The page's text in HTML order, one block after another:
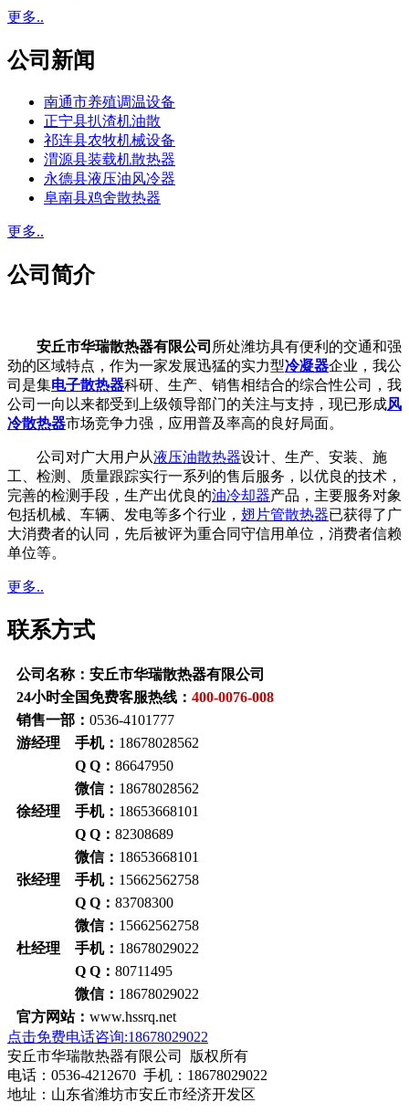
更多..
公司新闻
南通市养殖调温设备
正宁县扒渣机油散
祁连县农牧机械设备
渭源县装载机散热器
永德县液压油风冷器
阜南县鸡舍散热器
更多..
公司简介
安丘市华瑞散热器有限公司 所处潍坊具有便利的交通和强
劲的区域特点，作为一家发展迅猛的实力型冷凝器企业，我公
司是集电子散热器科研、生产、销售相结合的综合性公司，我
公司一向以来都受到上级领导部门的关注与支持，现已形成风
冷散热器市场竞争力强，应用普及率高的良好局面。
公司对广大用户从液压油散热器设计、生产、安装、施
工、检测、质量跟踪实行一系列的售后服务，以优良的技术，
完善的检测手段，生产出优良的油冷却器产品，主要服务对象
包括机械、车辆、发电等多个行业， 翅片管散热器已获得了广
大消费者的认同，先后被评为重合同守信用单位，消费者信赖
单位等。
更多..
联系方式
公司名称：安丘市华瑞散热器有限公司
24小时全国免费客服热线： 400-0076-008
销售一部： 0536-4101777
游经理 手机： 18678028562
Q Q： 86647950
微信： 18678028562
徐经理 手机： 18653668101
Q Q： 82308689
微信： 18653668101
张经理 手机： 15662562758
Q Q： 83708300
微信： 15662562758
杜经理 手机： 18678029022
Q Q： 80711495
微信： 18678029022
官方网站： www.hssrq.net
点击免费电话咨询:18678029022
安丘市华瑞散热器有限公司 版权所有
电话：0536-4212670 手机：18678029022
地址：山东省潍坊市安丘市经济开发区